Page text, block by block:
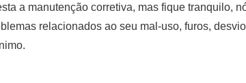
a manutenção corretiva, mas fique tranquilo,
relacionados ao seu mal-uso, furos,